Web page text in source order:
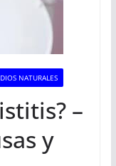
NATURALES
–
y